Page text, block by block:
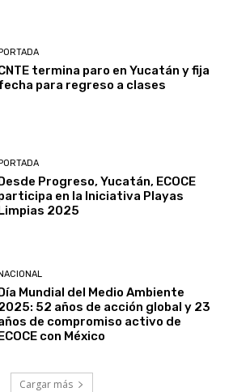
termina paro en Yucatán y fija
para regreso a clases
Progreso, Yucatán, ECOCE
en la Iniciativa Playas
2025
NACIONAL
Mundial del Medio Ambiente
52 años de acción global y 23
de compromiso activo de
con México
Cargar más